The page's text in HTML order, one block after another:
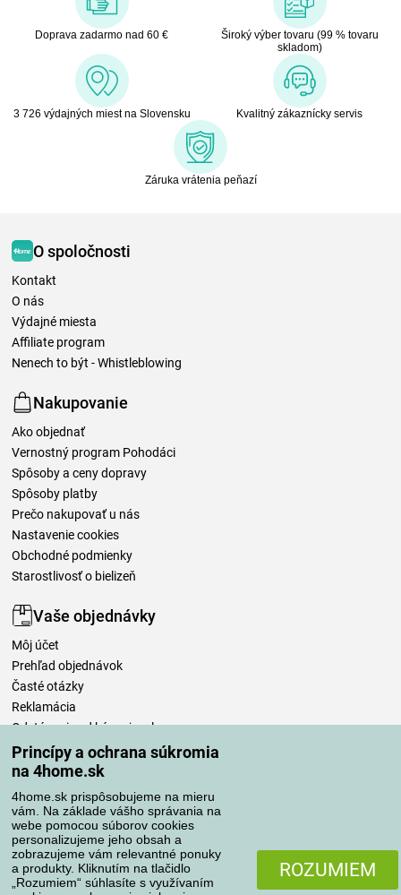
Princípy a ochrana súkromia
na 4home.sk
4home.sk prispôsobujeme na mieru
vám. Na základe vášho správania na
webe pomocou súborov cookies
personalizujeme jeho obsah a
zobrazujeme vám relevantné ponuky
a produkty. Kliknutím na tlačidlo
„Rozumiem“ súhlasíte s využívaním
ROZUMIEM
Doprava zadarmo nad 60 €
Široký výber tovaru (99 % tovaru
skladom)
3 726 výdajných miest na Slovensku Kvalitný zákaznícky servis
Záruka vrátenia peňazí
O spoločnosti
Kontakt
O nás
Výdajné miesta
Affiliate program
Nenech to být - Whistleblowing
Nakupovanie
Ako objednať
Vernostný program Pohodáci
Spôsoby a ceny dopravy
Spôsoby platby
Prečo nakupovať u nás
Nastavenie cookies
Obchodné podmienky
Starostlivosť o bielizeň
Vaše objednávky
Môj účet
Prehľad objednávok
Časté otázky
Reklamácia
Odstúpenie od kúpnej zmluvy
Pravidlá spracovania recenzií
Spôsoby dopravy
Spôsoby platby